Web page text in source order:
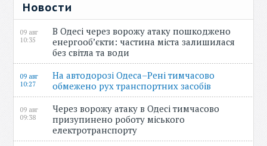
Новости
09 авг
10:35
В Одесі через ворожу атаку пошкоджено
енергооб’єкти: частина міста залишилася
без світла та води
09 авг
10:27
На автодорозі Одеса–Рені тимчасово
обмежено рух транспортних засобів
09 авг
09:38
Через ворожу атаку в Одесі тимчасово
призупинено роботу міського
електротранспорту